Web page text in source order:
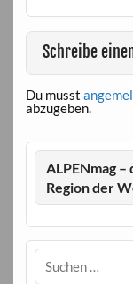
Schreibe
Du musst
abzugeben.
ALPENmag
Region der